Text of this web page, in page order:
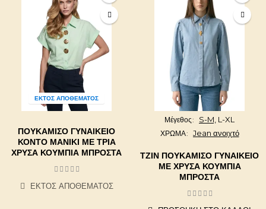
ΕΚΤΌΣ ΑΠΟΘΈΜΑΤΟΣ
ΠΟΥΚΆΜΙΣΟ ΓΥΝΑΙΚΕΊΟ
ΚΟΝΤΌ ΜΑΝΊΚΙ ΜΕ ΤΡΊΑ
ΧΡΥΣΆ ΚΟΥΜΠΙΆ ΜΠΡΟΣΤΆ
ΕΚΤΌΣ ΑΠΟΘΈΜΑΤΟΣ
Μέγεθος S-M, L-XL
ΧΡΩΜΑ Jean ανοιχτό
ΤΖΙΝ ΠΟΥΚΆΜΙΣΟ ΓΥΝΑΙΚΕΊΟ
ΜΕ ΧΡΥΣΆ ΚΟΥΜΠΙΆ
ΜΠΡΟΣΤΆ